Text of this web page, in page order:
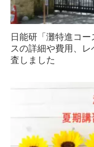
日能研「灘特進コ
スの詳細や費用、
査しました